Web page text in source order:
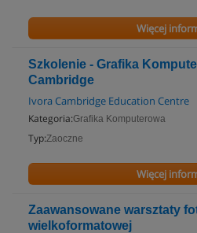
Więcej
Szkolenie - Grafika
Cambridge
Ivora Cambridge Education Centre
Kategoria:Grafika Komputerowa
Typ:Zaoczne
Więcej
Zaawansowane warsztaty
wielkoformatowej